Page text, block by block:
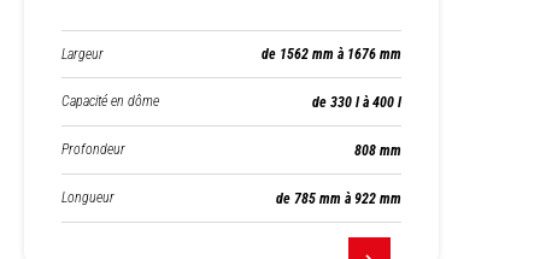
Largeur de 1562 mm à 1676 mm
Capacité en dôme de 330 l à 400 l
Profondeur 808 mm
Longueur de 785 mm à 922 mm